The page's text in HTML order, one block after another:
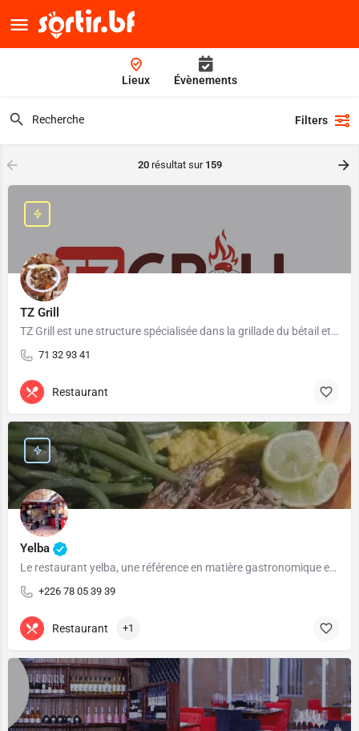
Lieux Évènements
Filters
20résultat sur 159
TZ Grill
TZ Grill est une structure spécialisée dans la grillade du bétail et volailles local-es.
71 32 93 41
Restaurant
Yelba
Le restaurant yelba, une référence en matière gastronomique et culturelle!
+226 78 05 39 39
Restaurant +1